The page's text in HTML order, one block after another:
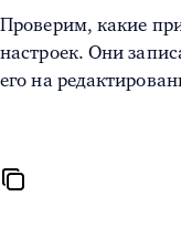
Проверим, какие
настроек. Они
его на